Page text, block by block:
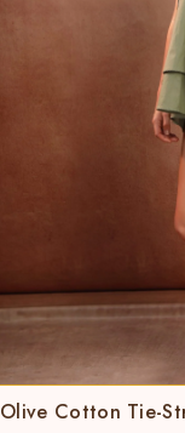
Olive Cotton Tie-